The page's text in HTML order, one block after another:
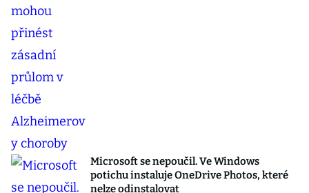
Microsoft se nepoučil. Ve Windows
potichu instaluje OneDrive Photos, které
nelze odinstalovat